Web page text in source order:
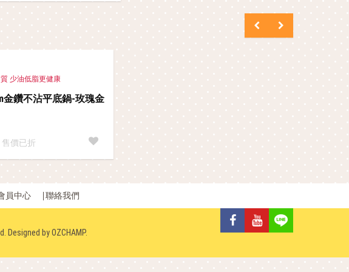
少油低脂更健康
金鑽不沾平底鍋-玫瑰金
售價已折
員中心 聯絡我們
Designed byOZCHAMP.